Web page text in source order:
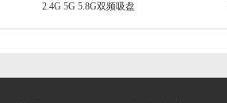
2.4G 5G 5.8G双频吸盘